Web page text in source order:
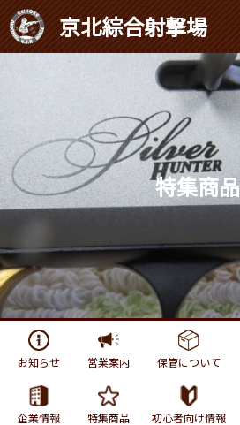
京北綜合射撃場
特集商品
お知らせ 営業案内 保管について
企業情報 特集商品 初⼼者向け情報